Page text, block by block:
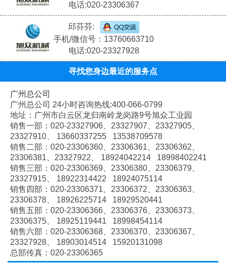
电话:020-23306367
邱芬芬:
手机/微信号：13760663710
电话:020-23327928
寻找您身边最近的服务点
广州总公司
广州总公司 24小时咨询热线:400-066-0799
地址：广州市白云区龙归南岭龙岗路9号旭众工业园
销售一部：020-23327906、 23327907、 23327905、
23327910、
13660337255 13538709578
销售二部：020-23306360、 23306361、 23306362、
23306381、 23327922、
18924042214 18998402241
销售三部：020-23306369、 23306380、 23306379、
23327915、
18922314422 18924075114
销售四部：020-23306371、 23306372、 23306363、
23306378、
18926225714 18929520441
销售五部：020-23306366、 23306376、 23306373、
23306375、
18925119441 18998454114
销售六部：020-23306368、 23306370、 23306367、
23327928、
18903014514 15920131098
总部传真：020-23306365